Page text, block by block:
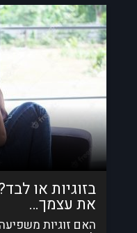
בזוגיות או
את עצמך…
האם זוגיות